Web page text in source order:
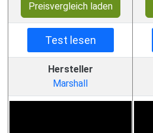
Preisvergleich laden
Test lesen
Hersteller
Marshall